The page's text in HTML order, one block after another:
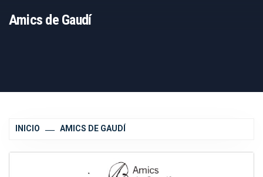
Amics de Gaudí
INICIO AMICS DE GAUDÍ